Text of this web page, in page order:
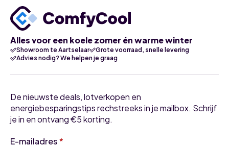
Alles voor een koele zomer én warme winter
Showroom te Aartselaar
Grote voorraad, snelle levering
Advies nodig? We helpen je graag
De nieuwste deals, lotverkopen en
energiebesparingstips rechstreeks in je mailbox. Schrijf
je in en ontvang €5 korting.
E-mailadres*